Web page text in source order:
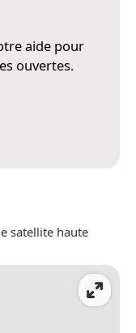
aide pour
ouvertes.
satellite haute